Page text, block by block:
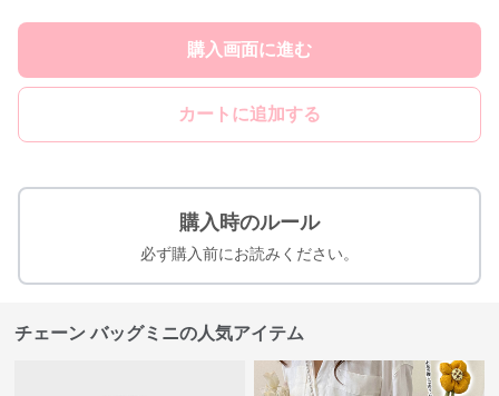
購入画面に進む
カートに追加する
購入時のルール
必ず購入前にお読みください。
チェーン バッグミニの人気アイテム